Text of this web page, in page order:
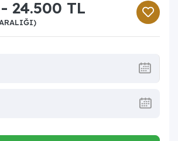
24.500 TL